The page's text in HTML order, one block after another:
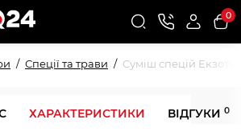
0
Спеції та трави Суміш спецій
ХАРАКТЕРИСТИКИ ВІДГУКИ 0